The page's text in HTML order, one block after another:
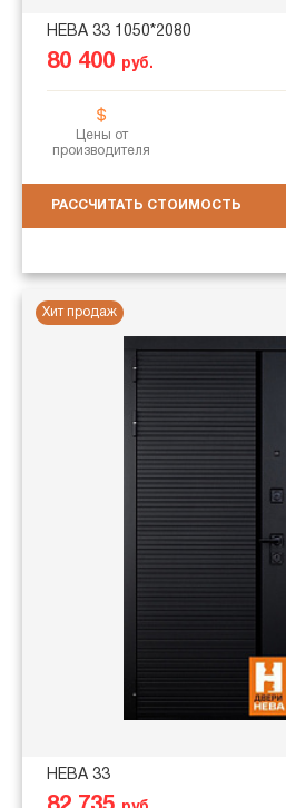
НЕВА 33 1050*2080
80 400 руб.
Цены от
производителя
РАССЧИТАТЬ СТОИМОСТЬ
Хит продаж
НЕВА 33